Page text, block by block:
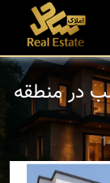
در منطقه